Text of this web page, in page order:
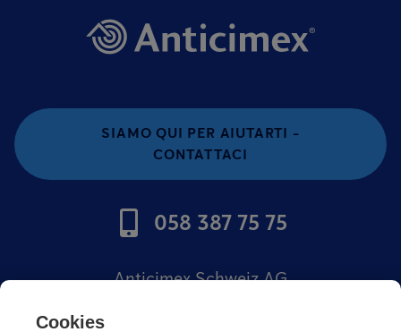
SIAMO QUI PER AIUTARTI -
CONTATTACI
058 387 75 75
Anticimex Schweiz AG
Cookies